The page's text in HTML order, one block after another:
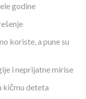
godine
koriste, a pune su
i neprijatne mirise
kičmu deteta